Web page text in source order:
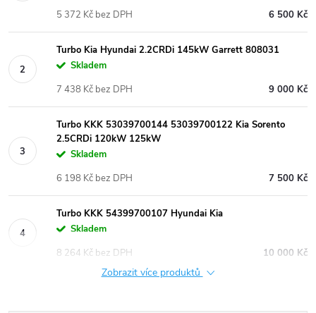
6 500 Kč
5 372 Kč bez DPH
Turbo Kia Hyundai 2.2CRDi 145kW Garrett 808031
Skladem
9 000 Kč
7 438 Kč bez DPH
Turbo KKK 53039700144 53039700122 Kia Sorento
2.5CRDi 120kW 125kW
Skladem
7 500 Kč
6 198 Kč bez DPH
Turbo KKK 54399700107 Hyundai Kia
Skladem
10 000 Kč
8 264 Kč bez DPH
Zobrazit více produktů